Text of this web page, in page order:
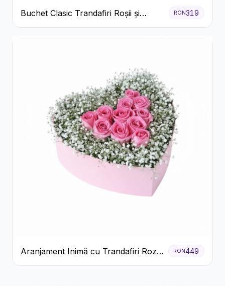
Buchet Clasic Trandafiri Roșii și
Eucalipt
RON319
Aranjament Inimă cu Trandafiri Roz
și Gypsophila Albă
RON449